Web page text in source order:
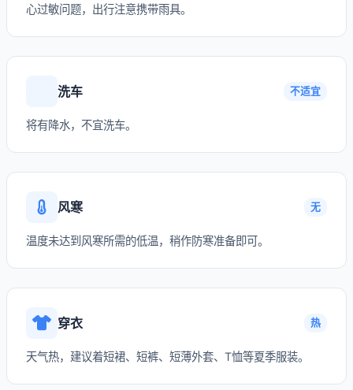
心过敏问题，出行注意携带雨具。
洗车 不适宜
将有降水，不宜洗车。
风寒 无
温度未达到风寒所需的低温，稍作防寒准备即可。
穿衣 热
天气热，建议着短裙、短裤、短薄外套、T恤等夏季服装。